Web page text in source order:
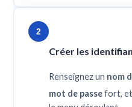
2
Créer les
Renseignez un nom
mot de passefort,